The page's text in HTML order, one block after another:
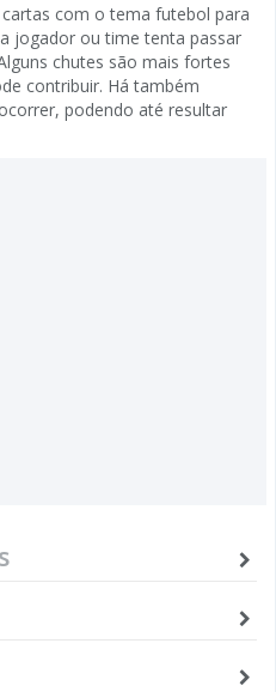
com o tema futebol para
jogador ou time tenta passar
chutes são mais fortes
contribuir. Há também
podendo até resultar